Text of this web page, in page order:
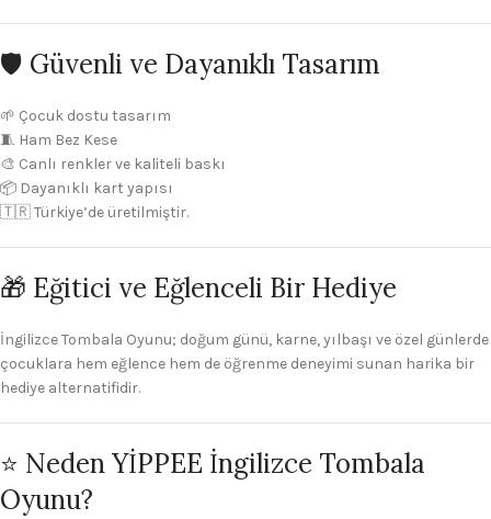
🛡️ Güvenli ve Dayanıklı Tasarım
🌱 Çocuk dostu tasarım
🧵 Ham Bez Kese
🎨 Canlı renkler ve kaliteli baskı
📦 Dayanıklı kart yapısı
🇹🇷 Türkiye’de üretilmiştir.
🎁 Eğitici ve Eğlenceli Bir Hediye
İngilizce Tombala Oyunu; doğum günü, karne, yılbaşı ve özel günlerde
çocuklara hem eğlence hem de öğrenme deneyimi sunan harika bir
hediye alternatifidir.
⭐ Neden YİPPEE İngilizce Tombala
Oyunu?